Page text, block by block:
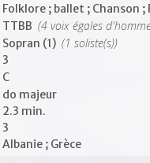
Folklore ; ballet ; Chanson
TTBB (4 voix égales
Sopran (1) (1 soliste(s))
3
C
do majeur
2.3 min.
3
Albanie ; Grèce